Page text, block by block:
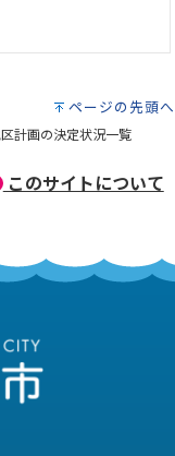
ページの先頭へ
計画の決定状況一覧
このサイトについて